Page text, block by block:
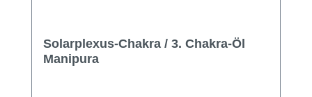
Solarplexus-Chakra / 3. Chakra-Öl
Manipura